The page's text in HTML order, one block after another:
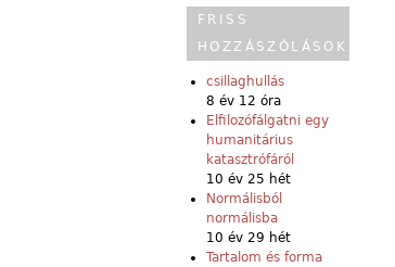
FRISS
HOZZÁSZÓLÁSOK
csillaghullás
8 év 12 óra
Elfilozófálgatni egy
humanitárius
katasztrófáról
10 év 25 hét
Normálisból
normálisba
10 év 29 hét
Tartalom és forma